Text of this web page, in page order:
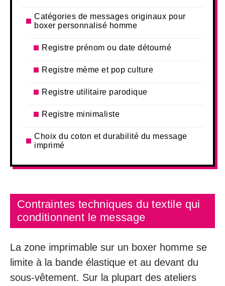
Catégories de messages originaux pour
boxer personnalisé homme
Registre prénom ou date détourné
Registre mème et pop culture
Registre utilitaire parodique
Registre minimaliste
Choix du coton et durabilité du message
imprimé
Contraintes techniques du textile qui
conditionnent le message
La zone imprimable sur un boxer homme se
limite à la bande élastique et au devant du
sous-vêtement. Sur la plupart des ateliers